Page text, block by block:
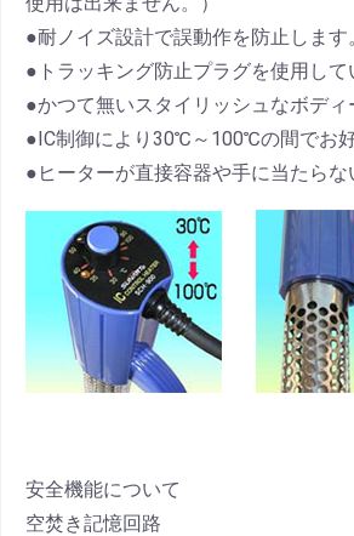
お買い物
●耐ノイズ設計で誤動作を防止します
●トラッキング防止プラグを使用して
●かつて無いスタイリッシュなボディ
●IC制御により30℃～100℃の間でお
●ヒーターが直接容器や手に当たら
安全機能について
空焚き記憶回路